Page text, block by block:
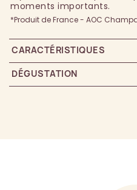
moments importants.
*Produit de France - AOC
CARACTÉRISTIQUES
DÉGUSTATION